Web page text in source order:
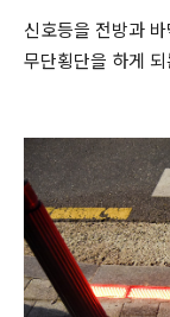
신호등을 전방과
무단횡단을 하게